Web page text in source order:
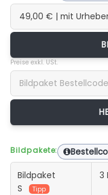
Preise exkl. USt.
Bildpakete:
Bildpaket
S
Tipp
3